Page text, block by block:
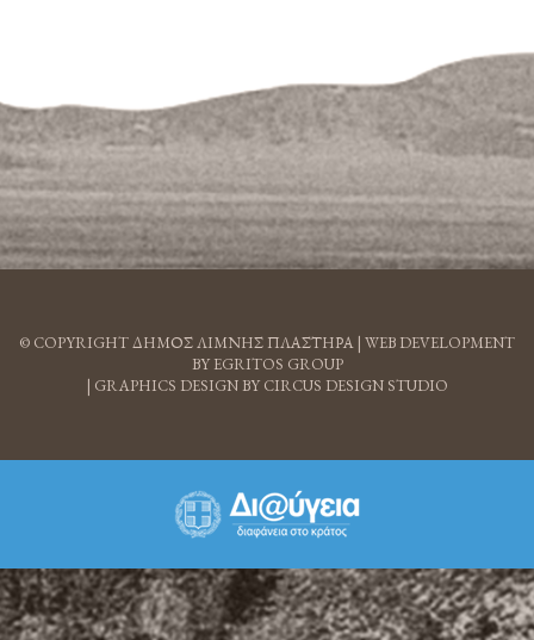
© COPYRIGHT ΔΗΜΟΣ ΛΙΜΝΗΣ ΠΛΑΣΤΗΡΑ | WEB DEVELOPMENT
BY EGRITOS GROUP
| GRAPHICS DESIGN BY CIRCUS DESIGN STUDIO